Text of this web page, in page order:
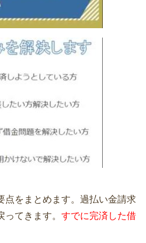
点をまとめます。過払い金請求
てきます。 すでに完済した借